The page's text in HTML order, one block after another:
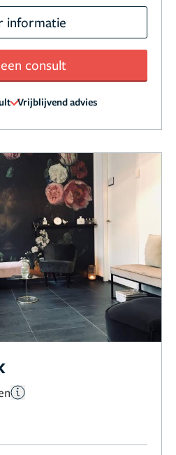
informatie
consult
Vrijblijvend advies